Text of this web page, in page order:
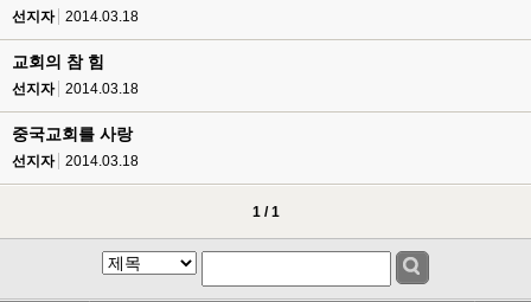
선지자 2014.03.18
교회의 참 힘
선지자 2014.03.18
중국교회를 사랑
선지자 2014.03.18
1 / 1